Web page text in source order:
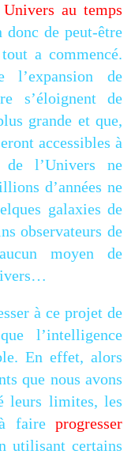
au temps
donc de peut-être
a commencé.
l’expansion de
s’éloignent de
grande et que,
accessibles à
de l’Univers ne
d’années ne
galaxies de
observateurs de
moyen de
à ce projet de
l’intelligence
En effet, alors
que nous avons
leurs limites, les
faire progresser
utilisant certains